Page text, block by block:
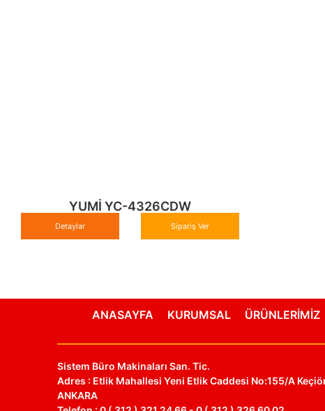
YUMİ YC-4326CDW
Detaylar Sipariş Ver
ANASAYFA KURUMSAL ÜRÜNLERİMİZ
Sistem Büro Makinaları San. Tic.
Adres : Etlik Mahallesi Yeni Etlik Caddesi No:155/A
ANKARA